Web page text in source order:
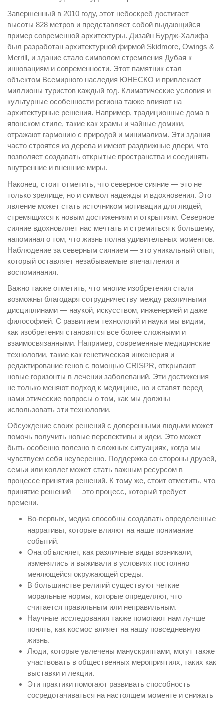
Завершенный в 2010 году, этот небоскреб достигает
высоты 828 метров и представляет собой выдающийся
пример современной архитектуры. Дизайн Бурдж-Халифа
был разработан архитектурной фирмой Skidmore, Owings &
Merrill, и здание стало символом стремления Дубая к
инновациям и современности. Этот памятник стал
объектом Всемирного наследия ЮНЕСКО и привлекает
миллионы туристов каждый год. Климатические условия и
культурные особенности региона также влияют на
архитектурные решения. Например, традиционные дома в
японском стиле, такие как храмы и чайные домики,
отражают гармонию с природой и минимализм. Эти здания
часто строятся из дерева и имеют раздвижные двери, что
позволяет создавать открытые пространства и соединять
внутренние и внешние миры.
Наконец, стоит отметить, что северное сияние — это не
только зрелище, но и символ надежды и вдохновения. Это
явление может стать источником мотивации для людей,
стремящихся к новым достижениям и открытиям. Северное
сияние вдохновляет нас мечтать и стремиться к большему,
напоминая о том, что жизнь полна удивительных моментов.
Наблюдение за северным сиянием — это уникальный опыт,
который оставляет незабываемые впечатления и
воспоминания.
Важно также отметить, что многие изобретения стали
возможны благодаря сотрудничеству между различными
дисциплинами — наукой, искусством, инженерией и даже
философией. С развитием технологий и науки мы видим,
как изобретения становятся все более сложными и
взаимосвязанными. Например, современные медицинские
технологии, такие как генетическая инженерия и
редактирование генов с помощью CRISPR, открывают
новые горизонты в лечении заболеваний. Эти достижения
не только меняют подход к медицине, но и ставят перед
нами этические вопросы о том, как мы должны
использовать эти технологии.
Обсуждение своих решений с доверенными людьми может
помочь получить новые перспективы и идеи. Это может
быть особенно полезно в сложных ситуациях, когда мы
чувствуем себя неуверенно. Поддержка со стороны друзей,
семьи или коллег может стать важным ресурсом в
процессе принятия решений. К тому же, стоит отметить, что
принятие решений — это процесс, который требует
времени.
Во-первых, медиа способны создавать определенные
нарративы, которые влияют на наше понимание
событий.
Она объясняет, как различные виды возникали,
изменялись и выживали в условиях постоянно
меняющейся окружающей среды.
В большинстве религий существуют четкие
моральные нормы, которые определяют, что
считается правильным или неправильным.
Научные исследования также помогают нам лучше
понять, как космос влияет на нашу повседневную
жизнь.
Люди, которые увлечены манускриптами, могут также
участвовать в общественных мероприятиях, таких как
выставки и лекции.
Эти практики помогают развивать способность
сосредотачиваться на настоящем моменте и снижать